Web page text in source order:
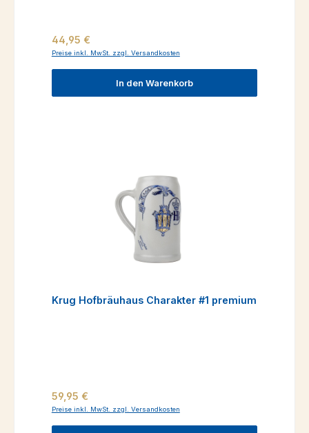
Regulärer Preis:
44,95 €
Preise inkl. MwSt. zzgl. Versandkosten
In den Warenkorb
Krug Hofbräuhaus Charakter #1 premium
Regulärer Preis:
59,95 €
Preise inkl. MwSt. zzgl. Versandkosten